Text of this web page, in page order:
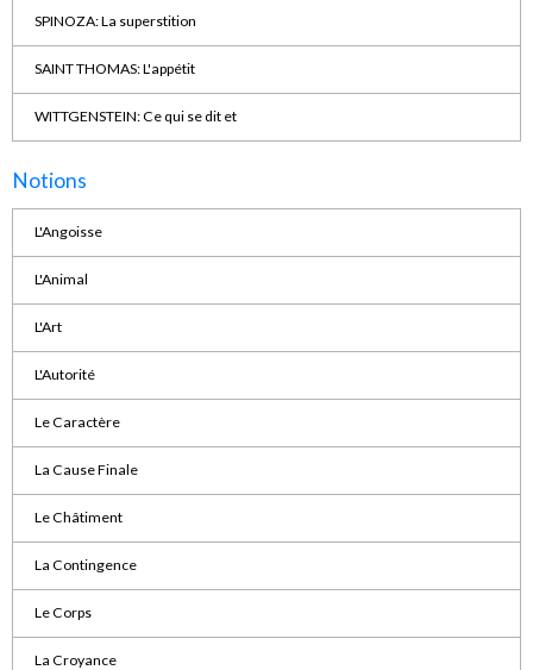
SPINOZA: La superstition
SAINT THOMAS: L'appétit
WITTGENSTEIN: Ce qui se dit et
Notions
L'Angoisse
L'Animal
L'Art
L'Autorité
Le Caractère
La Cause Finale
Le Châtiment
La Contingence
Le Corps
La Croyance